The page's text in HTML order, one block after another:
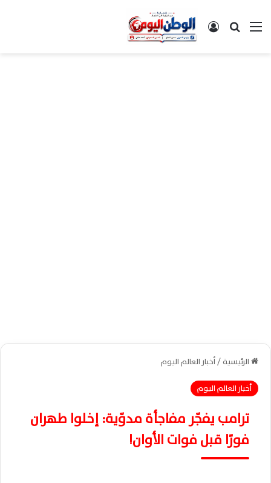
القائمةبحث عن تسجيل الدخول
الرئيسية/أخبار العالم اليوم
أخبار العالم اليوم
ترامب يفجّر مفاجأة مدوّية: إخلوا طهران
فورًا قبل فوات الأوان!